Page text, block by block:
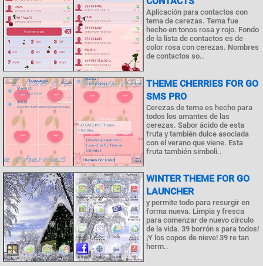
Aplicación para contactos con
tema de cerezas. Tema fue
hecho en tonos rosa y rojo. Fondo
de la lista de contactos es de
color rosa con cerezas. Nombres
de contactos so..
THEME CHERRIES FOR GO
SMS PRO
Cerezas de tema es hecho para
todos los amantes de las
cerezas. Sabor ácido de esta
fruta y también dulce asociada
con el verano que viene. Esta
fruta también simboli..
WINTER THEME FOR GO
LAUNCHER
y permite todo para resurgir en
forma nueva. Limpia y fresca
para comenzar de nuevo círculo
de la vida. 39 borrón s para todos!
¡Y los copos de nieve! 39 re tan
herm..